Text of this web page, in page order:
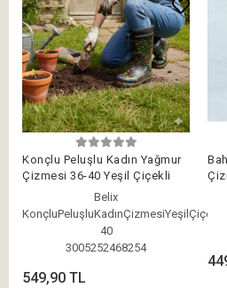
Konçlu Peluşlu Kadın Yağmur
Çizmesi 36-40 Yeşil Çiçekli
Belix
40
3005252468254
549,90 TL